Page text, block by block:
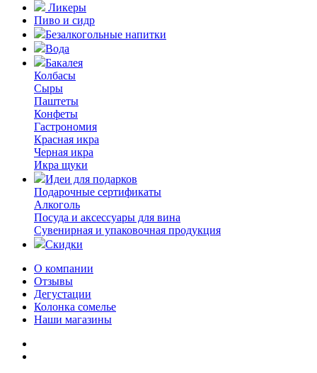
Ликеры
Пиво и сидр
Безалкогольные напитки
Вода
Бакалея
Колбасы
Сыры
Паштеты
Конфеты
Гастрономия
Красная икра
Черная икра
Икра щуки
Идеи для подарков
Подарочные сертификаты
Алкоголь
Посуда и аксессуары для вина
Сувенирная и упаковочная продукция
Скидки
О компании
Отзывы
Дегустации
Колонка сомелье
Наши магазины